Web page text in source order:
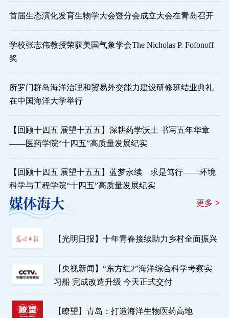
首届生态演化发育生物学大会暨分会成立大会在青岛召开
学校张志伟教授荣获美国气象学会The Nicholas P. Fofonoff
奖
所罗门群岛海洋治理和贸易外交能力建设研修班结业典礼
在中国海洋大学举行
【回顾十四五 展望十五五】深耕药学沃土 书写五年华章
——医药学院“十四五”高质量发展纪实
【回顾十四五 展望十五五】蓝梦永续 求是笃行——环境
科学与工程学院“十四五”高质量发展纪实
媒体海大 更多 >
【光明日报】十年青春接续助力乡村全面振兴
【央视新闻】“东方红2”海洋综合科学考察实
习船 完成改造升级 今天正式交付
【瞭望】青岛：打造海洋生物医药高地